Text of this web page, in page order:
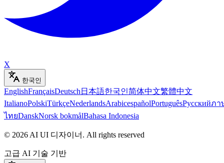
X
한국인
EnglishFrançaisDeutsch 日本語한국인简体中文繁體中文
ItalianoPolskiTürkçeNederlandsArabicespañolPortuguêsРусскийภา
ไทยDanskNorsk bokmålBahasa Indonesia
© 2026 AI UI 디자이너 . All rights reserved
고급 AI 기술 기반